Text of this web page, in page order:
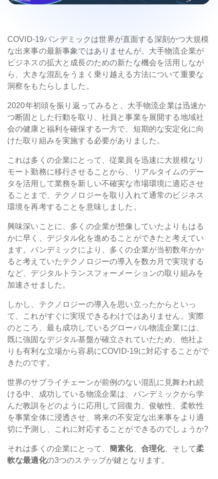
COVID-19パンデミックは世界が直面する深刻かつ大規模
な出来事の最新事象ではありませんが、大手物流企業が
ビジネスの拡大と成長のための新たな機会を活用しなが
ら、大きな混乱をうまく乗り越える方法について重要な
洞察をもたらしました。
2020年初頭を振り返ってみると、大手物流企業は迅速か
つ断固とした行動を取り、社員と事業を展開する地域社
会の健康と福利を確保する一方で、短期的な安定化に向
けた取り組みを実施する必要がありました。
これは多くの企業にとって、従業員を迅速に大規模なリ
モート勤務に移行させることから、リアルタイムのデー
タを活用して業務を新しい不確実な市場環境に適応させ
ることまで、テクノロジーを取り入れて通常のビジネス
環境を再考することを意味しました。
興味深いことに、多くの企業が想像していたよりもはる
かに早く、デジタル化を進めることができたと考えてい
ます。パンデミックにより、多くの企業が当初数年かか
ると考えていたテクノロジーの導入を数カ月で実現する
など、デジタルトランスフォーメーションの取り組みを
加速させました。
しかし、テクノロジーの導入を思い立ったからといっ
て、これがすぐに実現できるわけではありません。実際
のところ、最も成功しているグローバル物流企業には、
既に強固なデジタル基盤が確立されていたため、他社よ
りも有利な立場から容易にCOVID-19に対応することがで
きたのです。
世界のサプライチェーンが前例のない混乱に見舞われ続
ける中、成功している物流企業は、パンデミックから学
んだ教訓をどのように応用して回復力、俊敏性、柔軟性
を事業全体に浸透させ、将来の不安定な出来事をより適
切に予測し、これに対応することができるのでしょうか?
それは多くの企業にとって、簡素化、 合理化、そして柔
軟な最適化の3つのステップが鍵となります。